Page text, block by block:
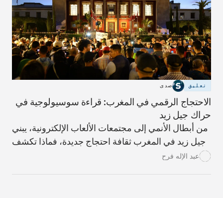
تعليق صدى
الاحتجاج الرقمي في المغرب: قراءة سوسيولوجية في
حراك جيل زيد
من أبطال الأنمي إلى مجتمعات الألعاب الإلكترونية، يبني
جيل زيد في المغرب ثقافة احتجاج جديدة، فماذا تكشف
هذه المخيلة الرقمية عن السياسة لدى الشباب؟ وكيف
عبد الإله فرح